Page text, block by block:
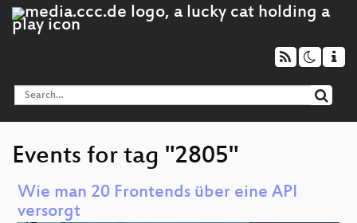
Events for tag "2805"
Wie man 20 Frontends über eine API
versorgt